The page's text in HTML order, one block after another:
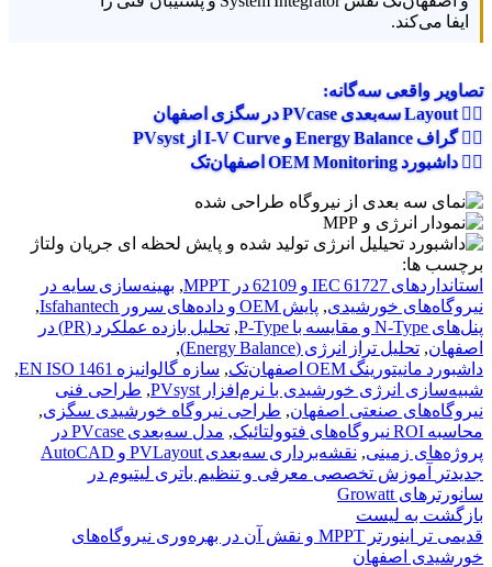
ایفا می‌کند.
تصاویر واقعی سه‌گانه:
۱️⃣ Layout سه‌بعدی PVcase در سگزی اصفهان
۲️⃣ گراف Energy Balance و I‑V Curve از PVsyst
۳️⃣ داشبورد OEM Monitoring اصفهان‌تک
برچسب ها:
استانداردهای IEC 61727 و 62109 در MPPT
, بهینه‌سازی سایه در
نیروگاه‌های خورشیدی, پایش OEM و داده‌های سرور Isfahantech
,
پنل‌های N‑Type و مقایسه با P‑Type
,
تحلیل بازده عملکرد (PR) در
اصفهان, تحلیل تراز انرژی (Energy Balance)
,
داشبورد مانیتورینگ OEM اصفهان‌تک
, سازه گالوانیزه EN ISO 1461
,
شبیه‌سازی انرژی خورشیدی با نرم‌افزار PVsyst
, طراحی فنی
نیروگاه‌های صنعتی اصفهان, طراحی نیروگاه خورشیدی سگزی,
محاسبه ROI نیروگاه‌های فتوولتائیک
,
مدل سه‌بعدی PVcase در
پروژه‌های زمینی, نقشه‌برداری سه‌بعدی PVLayout و AutoCAD
جدیدتر
آموزش تخصصی معرفی و تنظیم باتری لیتیوم در
سانورترهای Growatt
بازگشت به لیست
قدیمی تر
اینورتر MPPT و نقش آن در بهره‌وری نیروگاه‌های
خورشیدی اصفهان